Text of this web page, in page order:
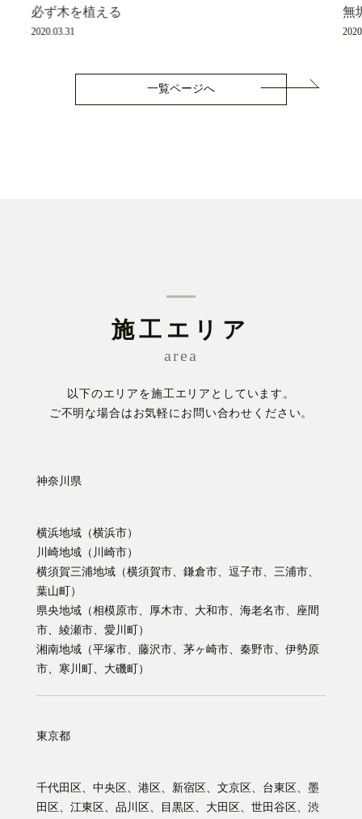
必ず木を植える
2020.03.31
無
一覧ページへ
施工エリア
area
以下のエリアを施工エリアとしています。
ご不明な場合はお気軽にお問い合わせください。
神奈川県
横浜地域（横浜市）
川崎地域（川崎市）
横須賀三浦地域（横須賀市、鎌倉市、逗子市、三浦市、
葉山町）
県央地域（相模原市、厚木市、大和市、海老名市、座間
市、綾瀬市、愛川町）
湘南地域（平塚市、藤沢市、茅ヶ崎市、秦野市、伊勢原
市、寒川町、大磯町）
東京都
千代田区、中央区、港区、新宿区、文京区、台東区、墨
田区、江東区、品川区、目黒区、大田区、世田谷区、渋